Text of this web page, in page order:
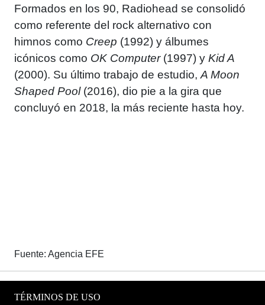
Formados en los 90, Radiohead se consolidó
como referente del rock alternativo con
himnos como Creep (1992) y álbumes
icónicos como OK Computer(1997) y Kid A
(2000). Su último trabajo de estudio, A Moon
Shaped Pool(2016), dio pie a la gira que
concluyó en 2018, la más reciente hasta hoy.
Fuente: Agencia EFE
TÉRMINOS DE USO